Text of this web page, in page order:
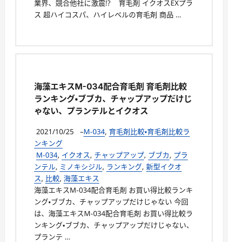
業界、競合他社に激震!? 育毛剤 イクオスEXプラ
ス 超ハイコスパ、ハイレベルの育毛剤 商品 …
海藻エキスM-034配合育毛剤 育毛剤比較
ランキング・ブブカ、チャップアップだけじ
ゃない、プランテルとイクオス
2021/10/25 –M-034, 育毛剤比較・育毛剤比較ラ
ンキング
M-034, イクオス, チャップアップ, ブブカ, プラ
ンテル, ミノキシジル, ランキング, 新型イクオ
ス, 比較, 海藻エキス
海藻エキスM-034配合育毛剤 お買い得比較ランキ
ング・ブブカ、チャップアップだけじゃない 今回
は、海藻エキスM-034配合育毛剤 お買い得比較ラ
ンキング・ブブカ、チャップアップだけじゃない、
プランテ …